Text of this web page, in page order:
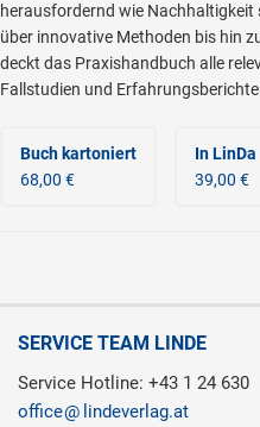
herausfordernd wie
über innovative Methoden bis hin
deckt das Praxishandbuch alle
Fallstudien und
Buch kartoniert
68,00 €
In LinDa
39,00 €
SERVICE TEAM LINDE
Service Hotline: +43 1 24 630
office
lindeverlag.at